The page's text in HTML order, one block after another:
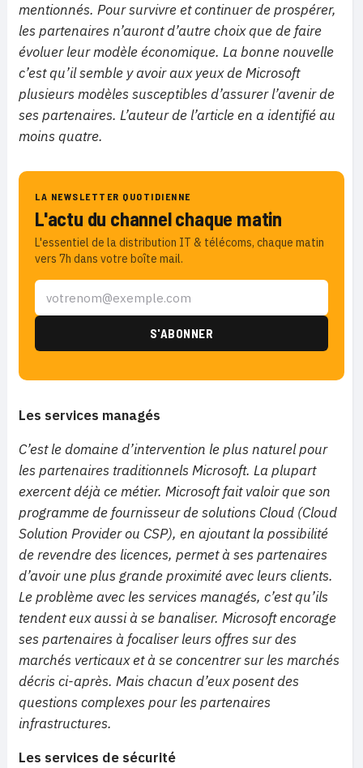
mentionnés. Pour survivre et continuer de prospérer,
les partenaires n’auront d’autre choix que de faire
évoluer leur modèle économique. La bonne nouvelle
c’est qu’il semble y avoir aux yeux de Microsoft
plusieurs modèles susceptibles d’assurer l’avenir de
ses partenaires. L’auteur de l’article en a identifié au
moins quatre.
LA NEWSLETTER QUOTIDIENNE
L'actu du channel chaque matin
L'essentiel de la distribution IT & télécoms, chaque matin
vers 7h dans votre boîte mail.
Les services managés
C’est le domaine d’intervention le plus naturel pour
les partenaires traditionnels Microsoft. La plupart
exercent déjà ce métier. Microsoft fait valoir que son
programme de fournisseur de solutions Cloud (Cloud
Solution Provider ou CSP), en ajoutant la possibilité
de revendre des licences, permet à ses partenaires
d’avoir une plus grande proximité avec leurs clients.
Le problème avec les services managés, c’est qu’ils
tendent eux aussi à se banaliser. Microsoft encorage
ses partenaires à focaliser leurs offres sur des
marchés verticaux et à se concentrer sur les marchés
décris ci-après. Mais chacun d’eux posent des
questions complexes pour les partenaires
infrastructures.
Les services de sécurité